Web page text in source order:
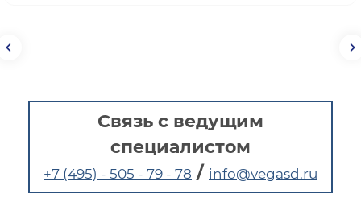
Связь с ведущим
специалистом
+7 (495) - 505 - 79 - 78 / info@vegasd.ru